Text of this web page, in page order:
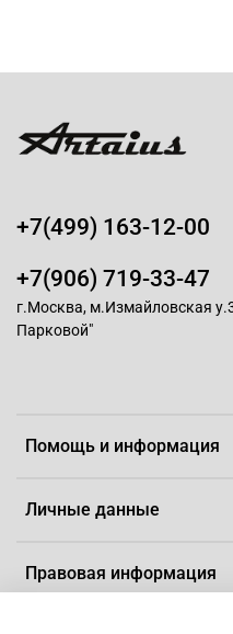
Помощь и информация
Личные данные
Правовая информация
+7(499) 163-12-00
+7(906) 719-33-47
г.Москва, м.Измайловская
Парковой"